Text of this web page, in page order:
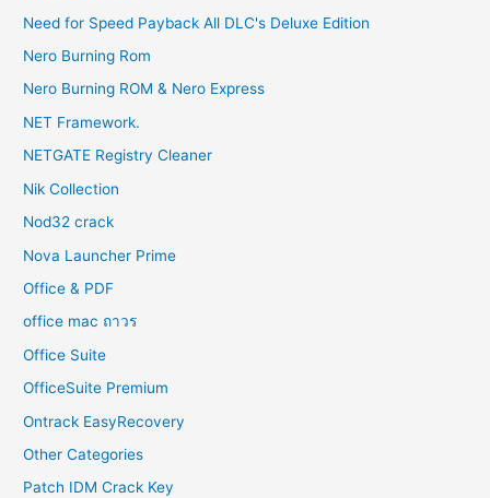
Need for Speed Payback All DLC's Deluxe Edition
Nero Burning Rom
Nero Burning ROM & Nero Express
NET Framework.
NETGATE Registry Cleaner
Nik Collection
Nod32 crack
Nova Launcher Prime
Office & PDF
office mac ถาวร
Office Suite
OfficeSuite Premium
Ontrack EasyRecovery
Other Categories
Patch IDM Crack Key